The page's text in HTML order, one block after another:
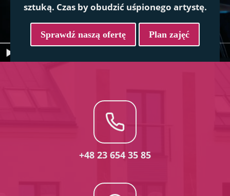
sztuką. Czas by obudzić uśpionego artystę.
Sprawdź naszą ofertę Plan zajęć
+48 23 654 35 85